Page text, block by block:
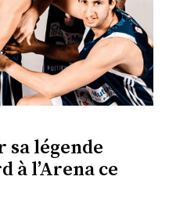
légende
à l’Arena ce